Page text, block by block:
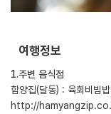
여행정보
1.주변 음식점
함양집(달동) : 육회비
http://